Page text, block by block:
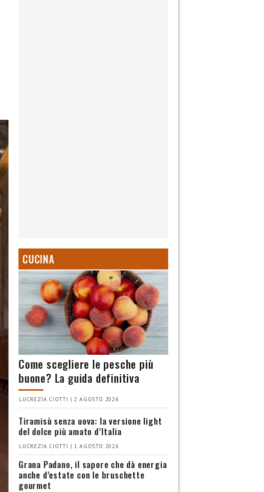
CUCINA
Come scegliere le pesche più
buone? La guida definitiva
LUCREZIA CIOTTI | 2 AGOSTO 2026
Tiramisù senza uova: la versione light
del dolce più amato d’Italia
LUCREZIA CIOTTI | 1 AGOSTO 2026
Grana Padano, il sapore che dà energia
anche d’estate con le bruschette
gourmet